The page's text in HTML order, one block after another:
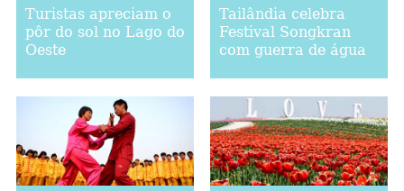
Turistas apreciam o
pôr do sol no Lago do
Oeste
Tailândia celebra
Festival Songkran
com guerra de água